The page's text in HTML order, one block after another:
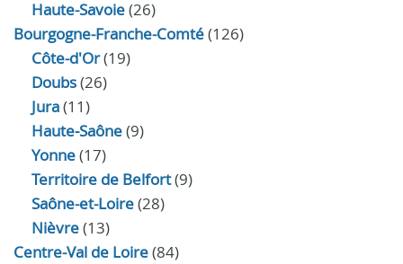
Haute-Savoie(26)
Bourgogne-Franche-Comté(126)
Côte-d'Or(19)
Doubs(26)
Jura(11)
Haute‑Saône(9)
Yonne(17)
Territoire de Belfort(9)
Saône-et-Loire(28)
Nièvre(13)
Centre-Val de Loire(84)